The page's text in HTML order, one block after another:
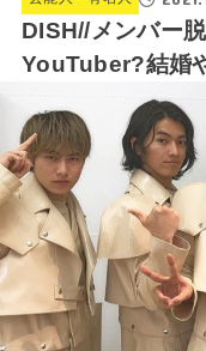
DISH//メンバー
YouTuber?結婚